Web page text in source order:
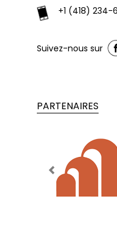
+1 (418) 234-
Suivez-nous sur
PARTENAIRES
Previous